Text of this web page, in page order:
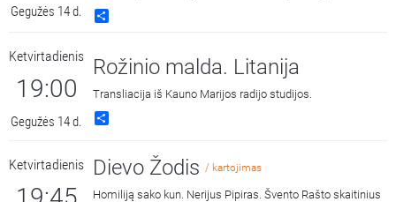
Gegužės 14 d.
išleistą C. S. Lewis knygą „Kol neturime veidų“. Aptariamas
autoriaus stilius, antikos mito ir kultūros sąsaja su
Gediminas Zelvaras.
Ketvirtadienis
19:00
Gegužės 14 d.
Rožinio malda. Litanija
Transliacija iš Kauno Marijos radijo studijos.
Ketvirtadienis Dievo Žodis / kartojimas
Homiliją sako kun. Nerijus Pipiras. Švento Rašto skaitinius